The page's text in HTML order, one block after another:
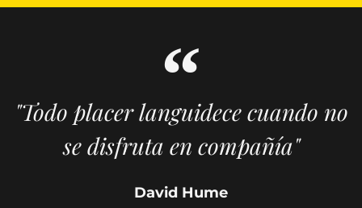
"Todo placer languidece cuando no
se disfruta en compañía"
David Hume